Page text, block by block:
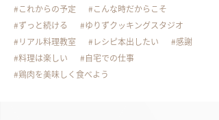
これからの予定
こんな時だからこそ
ずっと続ける
ゆりずクッキングスタジオ
リアル料理教室
レシピ本出したい
感謝
料理は楽しい
自宅での仕事
鶏肉を美味しく食べよう